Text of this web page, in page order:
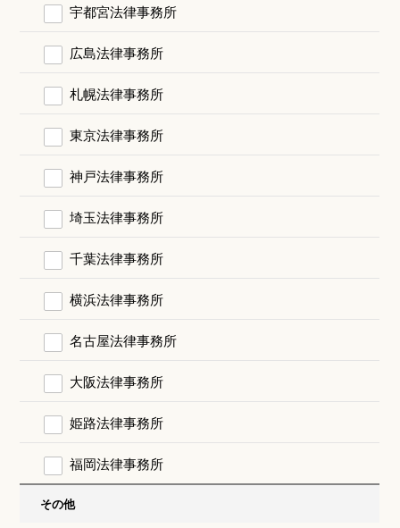
宇都宮法律事務所
広島法律事務所
札幌法律事務所
東京法律事務所
神戸法律事務所
埼玉法律事務所
千葉法律事務所
横浜法律事務所
名古屋法律事務所
大阪法律事務所
姫路法律事務所
福岡法律事務所
その他